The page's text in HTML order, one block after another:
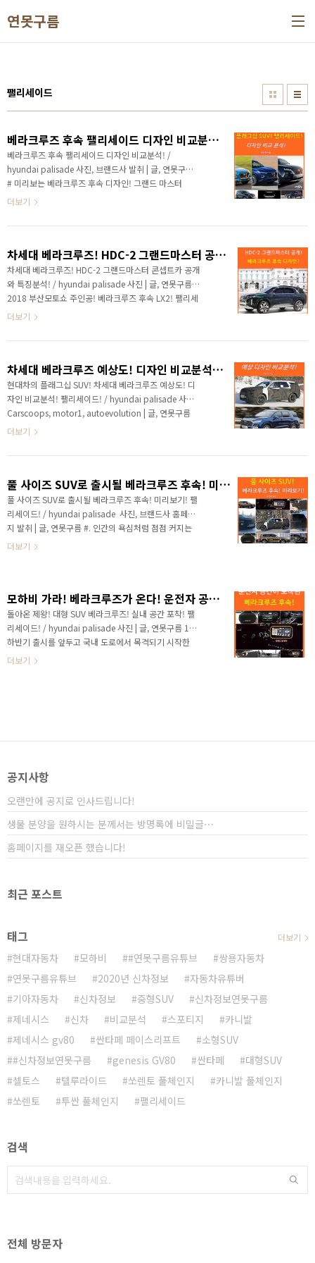
연못구름
팰리세이드
베라크루즈 후속 팰리세이드 디자인 비교분석! / hyundai palisade
베라크루즈 후속 팰리세이드 디자인 비교분석! /
hyundai palisade 사진, 브랜드사 발취 | 글, 연못구름
# 미리보는 베라크루즈 후속 디자인! 그랜드 마스터
HDC2 티저! 현대자동차 공식 티저를 통해서 베라크루
습니다. ​ 현대자동차는 작년에 소형 SUV인 코나를 통해
싼타페에도 코나와 유사한 새로운 디자인을 적용했습니
다. 올해 마지막으로 선보일 현대자동차의 플래그십
SUV인 베라크루즈의 디자인도 동일선상의 디자인이 적
용될 것이기 때문에 과연 코나와 싼타페 보다 얼마나 차
공식 티저를 통해서 베라크루즈 후속의 웅장한 디자인
과 플래..
더보기
차세대 베라크루즈! HDC-2 그랜드마스터 공개! 팰리세이드 / hyundai palisade
차세대 베라크루즈! HDC-2 그랜드마스터 콘셉트카 공개
와 특징분석! / hyundai palisade 사진 | 글, 연못구름 #
2018 부산모토쇼 주인공! 베라크루즈 후속 LX2! 팰리세
이드! 6월 7일부터 17일까지 부산에서 개최되고 있는 부
SUV인 팰리세이드의 "미리보기" 라고 할 수 있는 HDC-
를 출시하기 전에 콘셉트카를 선보이면서 글로벌 시선을
집중시키는 마케팅 방식을 자주 사용했는데 과거에도 싼
타페와 투싼이 동일한 방식으로 공개가 되었습니다. 자동
차 업계에 종사하시는 분들이라면 어제 공개된 HDC-2
있는 베라크루즈 후속 팰리세이드의..
더보기
차세대 베라크루즈 예상도! 디자인 비교분석! 팰리세이드! / hyundai palisade
현대차의 플래그십 SUV! 차세대 베라크루즈 예상도! 디
자인 비교분석! 팰리세이드! / hyundai palisade 사진
Carscoops, motor1, autoevolution | 글, 연못구름
# 1. 출시를 앞두고 국내 도로에서 목격되기 시작한 베
즈가 올해 하반기에 출시를 앞두고, 국내에서도 자주 목
닮은 디자인으로 헤드램프와 안개등이 반전된 디자인인
데, 현대자동차 SUV의 최신 디자인 트렌드를 반영하고
있습니다. ​ 대형 SUV인 모하비보다도 커 보이는 차체를
가진 베라크루즈 후속은 C 필터 부근에 커다란 크롬 몰
중에서 풀사이즈와..
더보기
풀 사이즈 SUV로 출시될 베라크루즈 후속! 미리보기! 팰리세이드! / hyundai palisade
풀 사이즈 SUV로 출시될 베라크루즈 후속! 미리보기! 팰
리세이드! / hyundai palisade ​ 사진, 브랜드사 홈페이
지 발취 | 글, 연못구름 #. 인간의 욕심처럼 점점 커지는
SUV 사이즈! 현재까지 국내에서 가장 큰 SUV는 기아자
도 계속 커지고 있는데, 올해 하반기에는 출시될 현대자
동차의 대형 SUV인 베라크루즈 후속은 얼마나 커질까
요? ​ #. 풀 사이즈 SUV로 출시가 예상되는 베라크루즈 후
속! 풀사이즈 SUV는 무엇일까요? 차량을 분류하는 다양
한 방법(크기,무게, 적재용량 등)이 있지만 가장 일반적인
기준은 외부 디자인..
더보기
모하비 가라! 베라크루즈가 온다! 운전자 공간 포착! 팰리세이드! / hyundai palisade
돌아온 제왕! 대형 SUV 베라크루즈! 실내 공간 포착! 팰
리세이드! / hyundai palisade 사진 | 글, 연못구름 1.
하반기 출시를 앞두고 국내 도로에서 목격되기 시작한
베라크루즈 후속! 현대자동차의 플래그쉽 SUV인 베라
C 필터 부근에 커다란 크롬 몰딩이 디자인이 인상적이
지점과 3열 공간을 분리해 놓은 디자인과 유사한 형태..
더보기
공지사항
오랜만에 공지로 인사드립니다!
생물 분양을 원하시는 분께서는 방명록에 비밀글⋯
홈페이지를 재오픈 했습니다!
최근 포스트
태그
현대자동차 모하비 #연못구름유튜브
쌍용자동차
연못구름유튜브
2020년 신차정보
자동차유튜버
기아자동차
신차정보 중형SUV
신차정보연못구름
제네시스
신차 비교분석 스포티지
카니발
제네시스 gv80
싼타페 페이스리프트
소형SUV
#신차정보연못구름
genesis GV80 싼타페
대형SUV
셀토스
텔루라이드 쏘렌토 풀체인지
카니발 풀체인지
쏘렌토
투싼 풀체인지 팰리세이드
더보기
검색
전체 방문자